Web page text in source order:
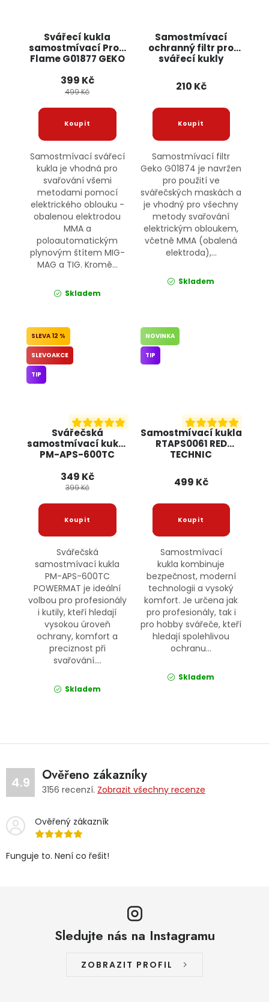
Svářecí kukla
samostmívací Profi
Flame G01877 GEKO
399 Kč
499 Kč
Samostmívací svářecí
kukla je vhodná pro
svařování všemi
metodami pomocí
elektrického oblouku -
obalenou elektrodou
MMA a
poloautomatickým
plynovým štítem MIG-
MAG a TIG. Kromě...
Skladem
Samostmívací
ochranný filtr pro
svářecí kukly
210 Kč
Samostmívací filtr
Geko G01874 je navržen
pro použití ve
svářečských maskách a
je vhodný pro všechny
metody svařování
elektrickým obloukem,
včetně MMA (obalená
elektroda),...
Skladem
Svářečská
samostmívací kukla
PM-APS-600TC
12 %
SLEVOAKCE
TIP
349 Kč
399 Kč
Svářečská
samostmívací kukla
PM-APS-600TC
POWERMAT je ideální
volbou pro profesionály
i kutily, kteří hledají
vysokou úroveň
ochrany, komfort a
preciznost při
svařování....
Skladem
Samostmívací kukla
RTAPS0061 RED
TECHNIC
NOVINKA
TIP
499 Kč
Samostmívací
kukla kombinuje
bezpečnost, moderní
technologii a vysoký
komfort. Je určena jak
pro profesionály, tak i
pro hobby svářeče, kteří
hledají spolehlivou
ochranu...
Skladem
4.9 Ověřeno zákazníky
3156 recenzí. Zobrazit všechny recenze
Ověřený zákazník
Funguje to. Není co řešit!
Sledujte nás na Instagramu
ZOBRAZIT PROFIL